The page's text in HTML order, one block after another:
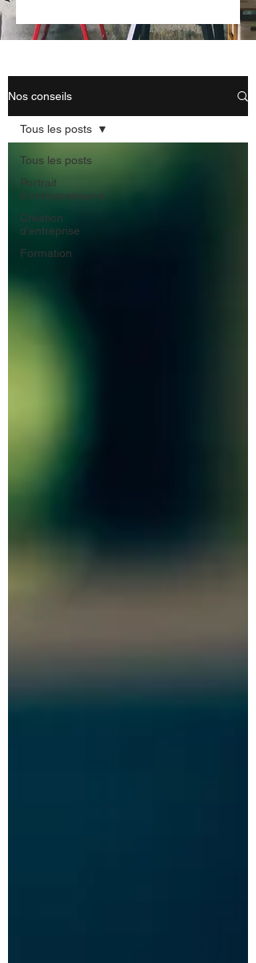
Nos conseils
Tous les posts
Portrait
d'entrepreneur-e
Création
d'entreprise
Formation
Tous les posts